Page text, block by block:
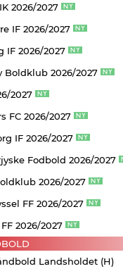
2026/2027
IF 2026/2027
IF 2026/2027
Boldklub 2026/2027
2027
FC 2026/2027
IF 2026/2027
Fodbold 2026/2027
2026/2027
FF 2026/2027
2026/2027
Landsholdet (H)